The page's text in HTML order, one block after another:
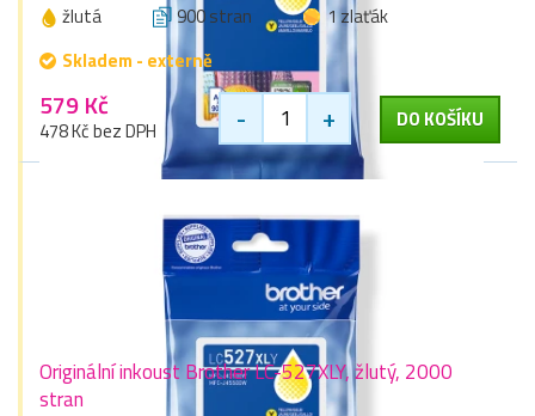
žlutá 900 stran
1 zlaťák
Skladem - externě
579 Kč
478 Kč bez DPH - + DO KOŠÍKU
Originální inkoust Brother LC-527XLY, žlutý, 2000
stran